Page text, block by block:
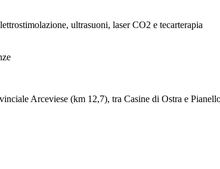
ultrasuoni, laser CO2 e tecarterapia
Arceviese (km 12,7), tra Casine di Ostra e